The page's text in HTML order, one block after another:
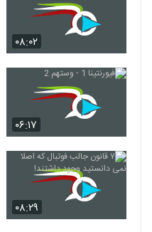
۰۸:۰۲
۰۶:۱۷
۰۸:۲۹